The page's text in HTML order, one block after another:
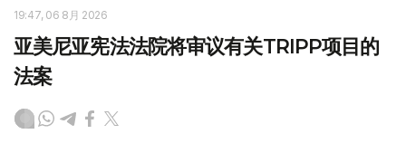
19:47, 06 8月 2026
亚美尼亚宪法法院将审议有关TRIPP项目的
法案